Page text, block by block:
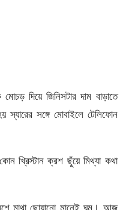
দিয়ে জিনিসটার দাম বাড়াতে
সঙ্গে মোবাইলে টেলিফোন
খ্রিস্টান ক্রশ ছুঁয়ে মিথ্যা কথা
মাথা ছোয়ানো মানেই ঘুম। আজ